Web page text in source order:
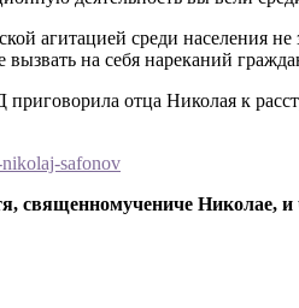
агитацией среди населения
на себя нареканий
отца Николая к
safonov
священномучениче Николае,